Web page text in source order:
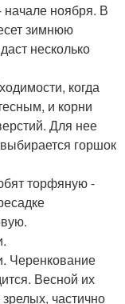
начале ноября. В
зимнюю
несколько
когда
и корни
Для нее
горшок
торфяную -
Черенкование
Весной их
частично